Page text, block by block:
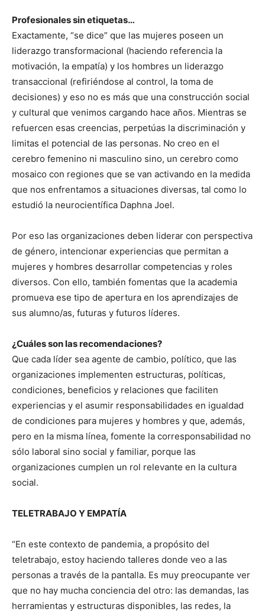
Profesionales sin etiquetas…
Exactamente, “se dice” que las mujeres poseen un
liderazgo transformacional (haciendo referencia la
motivación, la empatía) y los hombres un liderazgo
transaccional (refiriéndose al control, la toma de
decisiones) y eso no es más que una construcción social
y cultural que venimos cargando hace años. Mientras se
refuercen esas creencias, perpetúas la discriminación y
limitas el potencial de las personas. No creo en el
cerebro femenino ni masculino sino, un cerebro como
mosaico con regiones que se van activando en la medida
que nos enfrentamos a situaciones diversas, tal como lo
estudió la neurocientífica Daphna Joel.
Por eso las organizaciones deben liderar con perspectiva
de género, intencionar experiencias que permitan a
mujeres y hombres desarrollar competencias y roles
diversos. Con ello, también fomentas que la academia
promueva ese tipo de apertura en los aprendizajes de
sus alumno/as, futuras y futuros líderes.
¿Cuáles son las recomendaciones?
Que cada líder sea agente de cambio, político, que las
organizaciones implementen estructuras, políticas,
condiciones, beneficios y relaciones que faciliten
experiencias y el asumir responsabilidades en igualdad
de condiciones para mujeres y hombres y que, además,
pero en la misma línea, fomente la corresponsabilidad no
sólo laboral sino social y familiar, porque las
organizaciones cumplen un rol relevante en la cultura
social.
TELETRABAJO Y EMPATÍA
“En este contexto de pandemia, a propósito del
teletrabajo, estoy haciendo talleres donde veo a las
personas a través de la pantalla. Es muy preocupante ver
que no hay mucha conciencia del otro: las demandas, las
herramientas y estructuras disponibles, las redes, la